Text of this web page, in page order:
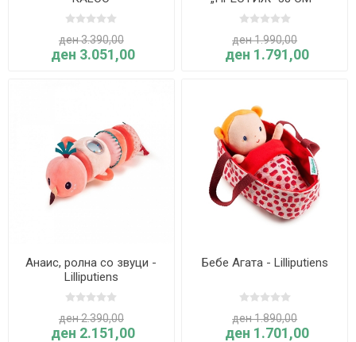
ден 3.390,00
ден 3.051,00
KALOO
ден 1.990,00
ден 1.791,00
Анаис, ролна со звуци -
Lilliputiens
ден 2.390,00
ден 2.151,00
Бебе Агата - Lilliputiens
ден 1.890,00
ден 1.701,00